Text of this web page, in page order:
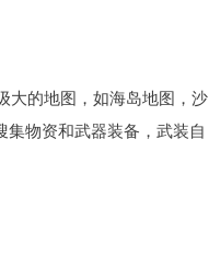
大的地图，如海岛地图，沙
物资和武器装备，武装自